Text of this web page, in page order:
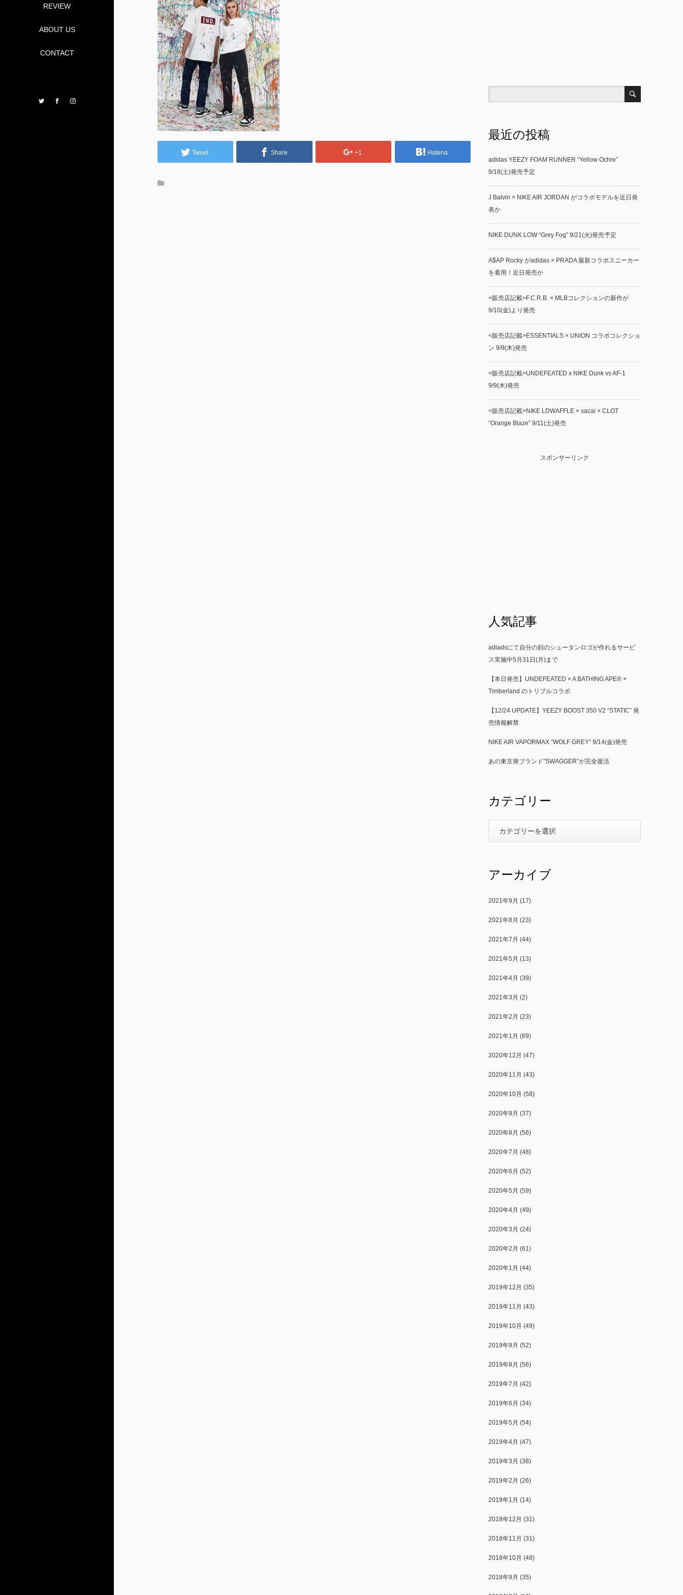
REVIEW
ABOUT US
CONTACT
TwitterFacebook
Tweet Share +1 Hatena
最近の投稿
adidas YEEZY FOAM RUNNER “Yellow Ochre”
9/18(土)発売予定
J Balvin × NIKE AIR JORDAN がコラボモデルを近日発
表か
NIKE DUNK LOW “Grey Fog” 9/21(火)発売予定
A$AP Rocky がadidas × PRADA 最新コラボスニーカー
を着用！近日発売か
<販売店記載>F.C.R.B. × MLBコレクションの新作が
9/10(金)より発売
<販売店記載>ESSENTIALS × UNION コラボコレクショ
ン 9/9(木)発売
<販売店記載>UNDEFEATED x NIKE Dunk vs AF-1
9/9(木)発売
<販売店記載>NIKE LDWAFFLE × sacai × CLOT
“Orange Blaze” 9/11(土)発売
スポンサーリンク
人気記事
adiadsにて自分の顔のシュータンロゴが作れるサービ
ス実施中5月31日(月)まで
【本日発売】UNDEFEATED × A BATHING APE® ×
Timberland のトリプルコラボ
【12/24 UPDATE】YEEZY BOOST 350 V2 “STATIC” 発
売情報解禁
NIKE AIR VAPORMAX “WOLF GREY” 9/14(金)発売
あの東京発ブランド”SWAGGER”が完全復活
カテゴリー
アーカイブ
2021年9月 (17)
2021年8月 (23)
2021年7月 (44)
2021年5月 (13)
2021年4月 (39)
2021年3月 (2)
2021年2月 (23)
2021年1月 (69)
2020年12月 (47)
2020年11月 (43)
2020年10月 (58)
2020年9月 (37)
2020年8月 (56)
2020年7月 (48)
2020年6月 (52)
2020年5月 (59)
2020年4月 (49)
2020年3月 (24)
2020年2月 (61)
2020年1月 (44)
2019年12月 (35)
2019年11月 (43)
2019年10月 (49)
2019年9月 (52)
2019年8月 (56)
2019年7月 (42)
2019年6月 (34)
2019年5月 (54)
2019年4月 (47)
2019年3月 (38)
2019年2月 (26)
2019年1月 (14)
2018年12月 (31)
2018年11月 (31)
2018年10月 (48)
2018年9月 (35)